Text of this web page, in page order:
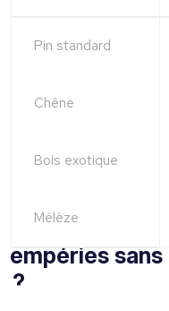
Pin standard
Chêne
Bois exotique
Mélèze